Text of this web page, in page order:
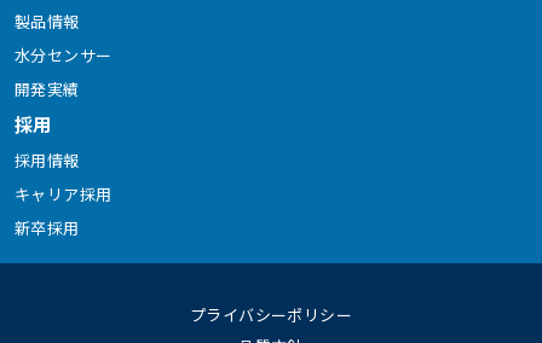
製品情報
水分センサー
開発実績
採用
採用情報
キャリア採用
新卒採用
プライバシーポリシー